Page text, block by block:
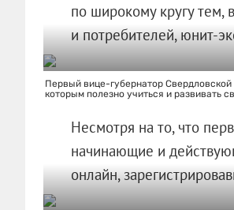
по широкому кругу тем,
и потребителей, юнит-
Первый вице-губернатор
которым полезно учиться и развивать
Несмотря на то, что
начинающие и
онлайн,